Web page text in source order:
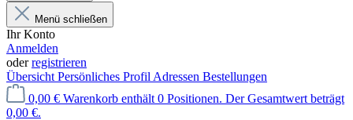
Menü schließen
Ihr Konto
Anmelden
oderregistrieren
Übersicht Persönliches Profil Adressen Bestellungen
0,00 € Warenkorb enthält 0 Positionen. Der Gesamtwert beträgt
0,00 €.